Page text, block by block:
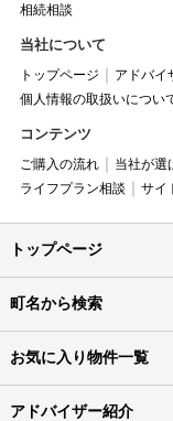
相続相談
当社について
トップページ アドバイ
個人情報の取扱いについ
コンテンツ
ご購入の流れ 当社が選
ライフプラン相談
サイ
トップページ
町名から検索
お気に入り物件一覧
アドバイザー紹介